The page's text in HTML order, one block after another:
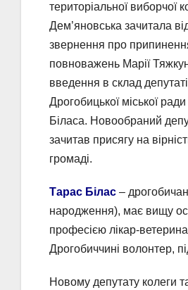
територіальної виборчої
Дем’яновська зачитала
звернення про
повноважень Марії
введення в склад
Дрогобицької міської
Біласа. Новообраний
зачитав присягу на
громаді.
Тарас Білас –
народження), має вищу
професією лікар-
Дрогобиччині волонтер,
Новому депутату колеги